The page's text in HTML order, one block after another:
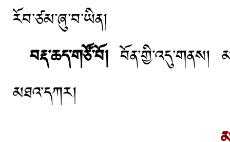
རོབ་ཙམ་ཞུ་བ་ཡིན།
བརྡ་ཆད་གཙོ་བོ། བོན་གྱི་འདུ་གནས།
མཐའ་དཀར།